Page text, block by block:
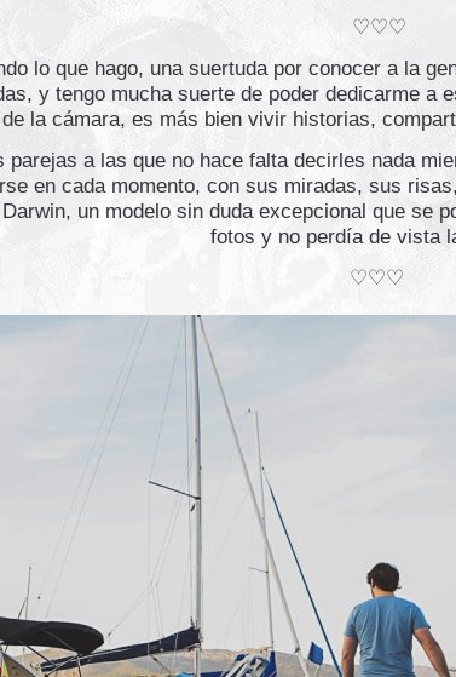
♡♡♡
lo que hago, una suertuda por conocer a la
y tengo mucha suerte de poder dedicarme
la cámara, es más bien vivir historias,
parejas a las que no hace falta decirles nada
en cada momento, con sus miradas, sus
un modelo sin duda excepcional que se
fotos y no perdía de vista
♡♡♡